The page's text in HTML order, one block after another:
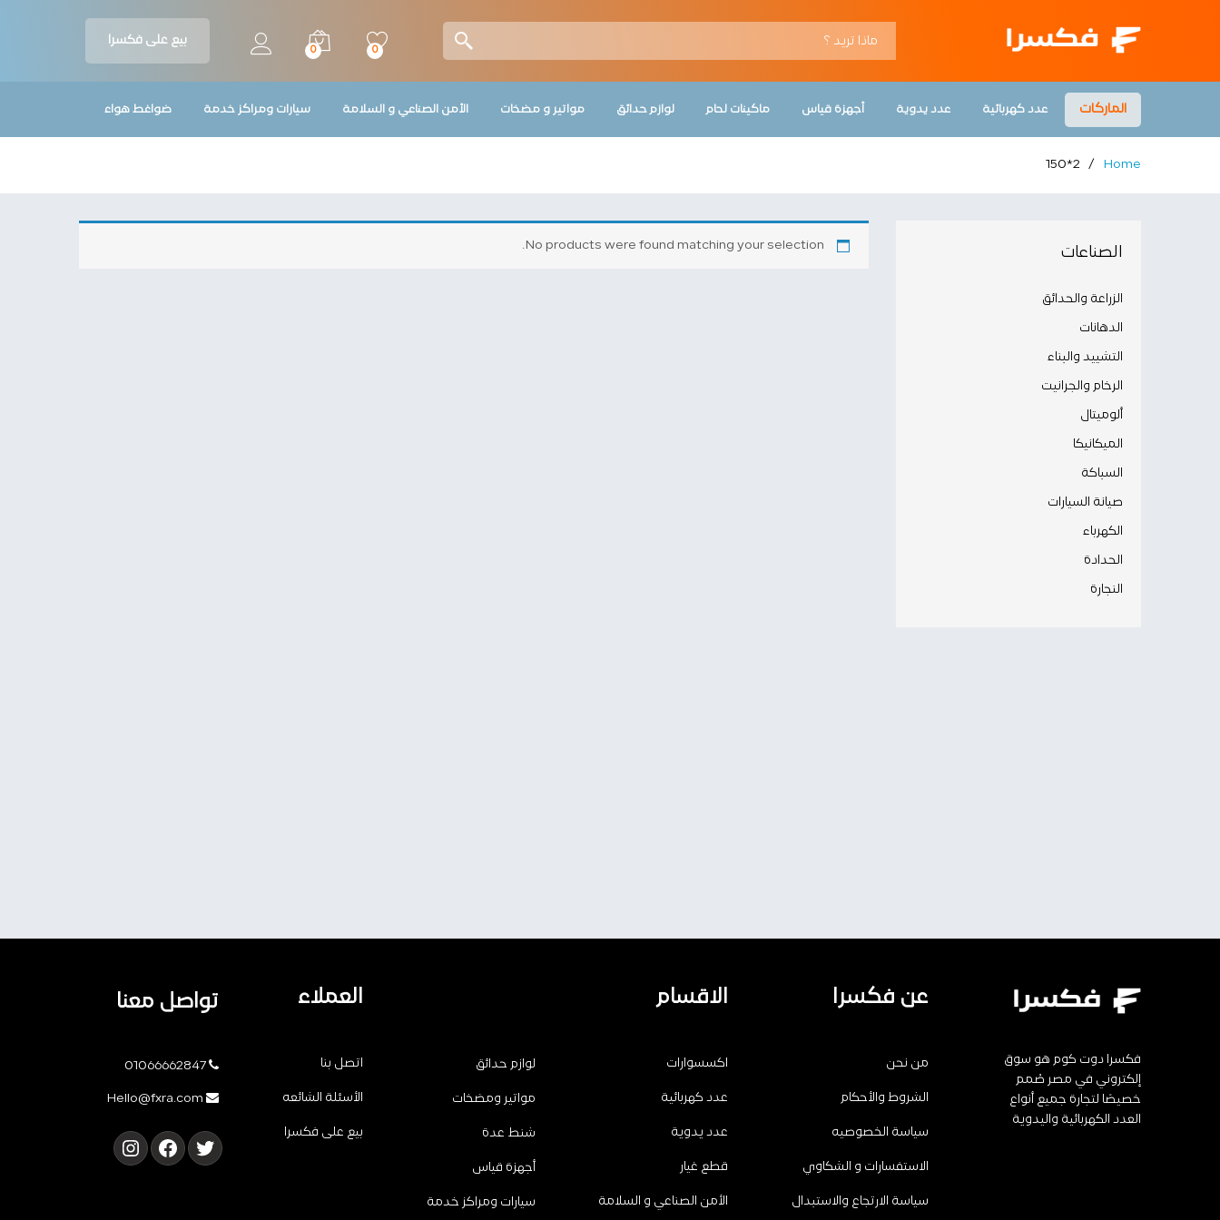
0
0
بيع على فكسرا
الماركات عدد كهربائية عدد يدوية أجهزة قياس ماكينات لحام لوازم حدائق مواتير و مضخات الأمن الصناعي و السلامة سيارات ومراكز خدمة ضواغط هواء
Home
/
2*150
No products were found matching your selection. الصناعات
الزراعة والحدائق
الدهانات
التشييد والبناء
الرخام والجرانيت
ألوميتال
الميكانيكا
السباكة
صيانة السيارات
الكهرباء
الحدادة
النجارة
فكسرا دوت كوم هو سوق
إلكتروني في مصر صُمم
خصيصًا لتجارة جميع أنواع
العدد الكهربائية واليدوية
عن فكسرا
من نحن
الشروط والأحكام
سياسة الخصوصيه
الاستفسارات و الشكاوي
سياسة الارتجاع والاستبدال
الاقسام
اكسسوارات
عدد كهربائية
عدد يدوية
قطع غيار
الأمن الصناعي و السلامة
لوازم حدائق
مواتير ومضخات
شنط عدة
أجهزة قياس
سيارات ومراكز خدمة
العملاء
اتصل بنا
الأسئلة الشائعه
بيع على فكسرا
تواصل معنا
01066662847
Hello@fxra.com
تويترفيسبوكإنستجرام